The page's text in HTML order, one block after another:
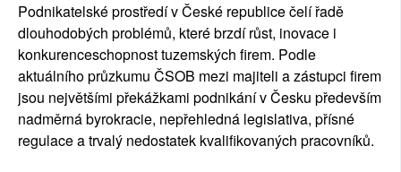
Podnikatelské prostředí v České republice čelí řadě
dlouhodobých problémů, které brzdí růst, inovace i
konkurenceschopnost tuzemských firem. Podle
aktuálního průzkumu ČSOB mezi majiteli a zástupci firem
jsou největšími překážkami podnikání v Česku především
nadměrná byrokracie, nepřehledná legislativa, přísné
regulace a trvalý nedostatek kvalifikovaných pracovníků.